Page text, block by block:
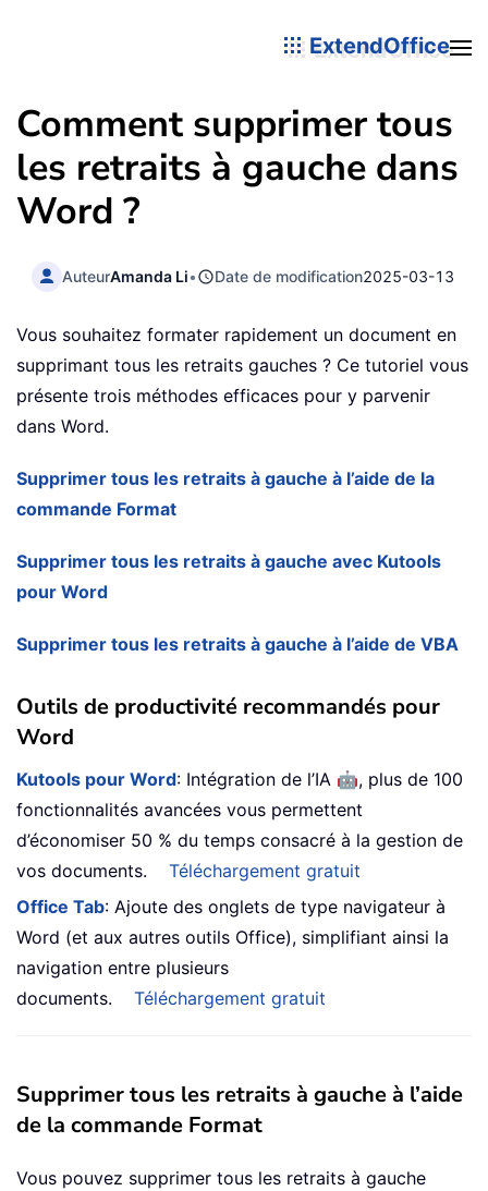
ExtendOffice
Comment supprimer tous
les retraits à gauche dans
Word ?
AuteurAmanda Li• Date de modification2025-03-13
Vous souhaitez formater rapidement un document en
supprimant tous les retraits gauches ? Ce tutoriel vous
présente trois méthodes efficaces pour y parvenir
dans Word.
Supprimer tous les retraits à gauche à l’aide de la
commande Format
Supprimer tous les retraits à gauche avec Kutools
pour Word
Supprimer tous les retraits à gauche à l’aide de VBA
Outils de productivité recommandés pour
Word
Kutools pour Word: Intégration de l’IA 🤖, plus de 100
fonctionnalités avancées vous permettent
d’économiser 50 % du temps consacré à la gestion de
vos documents.
Téléchargement gratuit
Office Tab: Ajoute des onglets de type navigateur à
Word (et aux autres outils Office), simplifiant ainsi la
navigation entre plusieurs
documents.
Téléchargement gratuit
Supprimer tous les retraits à gauche à l’aide
de la commande Format
Vous pouvez supprimer tous les retraits à gauche